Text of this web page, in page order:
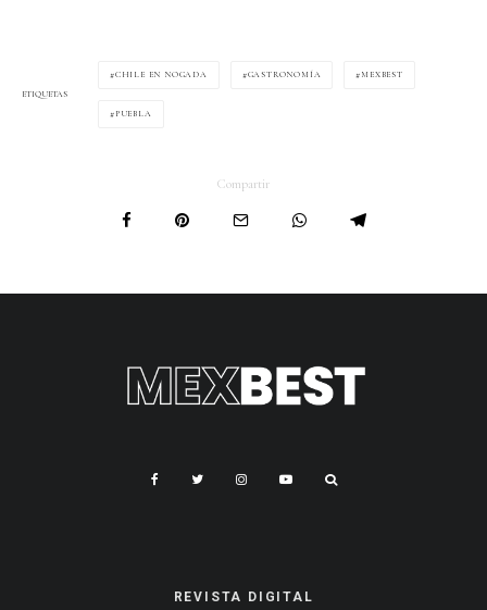
ETIQUETAS
CHILE EN NOGADA GASTRONOMÍA MEXBEST
PUEBLA
Compartir
REVISTA DIGITAL